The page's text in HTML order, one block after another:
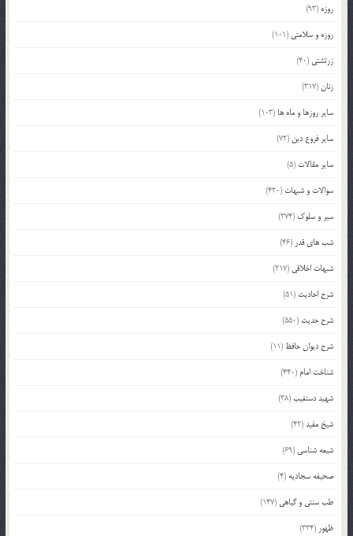
روزه (93)
روزه و سلامتی (101)
زرتشتی (40)
زنان(317)
سایر روزها و ماه ها (103)
سایر فروع دین (72)
سایر مقالات (5)
سوالات و شبهات (420)
سیر و سلوک (274)
شب های قدر (46)
شبهات اخلاقی (217)
شرح احادیث (51)
شرح حدیث (550)
شرح دیوان حافظ (11)
شناخت امام (440)
شهید دستغیب(38)
شیخ مفید(42)
شیعه شناسی (69)
صحیفه سجادیه (4)
طب سنتی و گیاهی (147)
ظهور (334)